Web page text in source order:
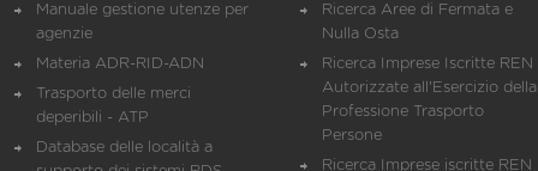
Manuale gestione utenze per
agenzie
Materia ADR-RID-ADN
Trasporto delle merci
deperibili - ATP
Database delle località a
Ricerca Aree di Fermata e
Nulla Osta
Ricerca Imprese Iscritte REN
Autorizzate all'Esercizio della
Professione Trasporto
Persone
Ricerca Imprese iscritte REN